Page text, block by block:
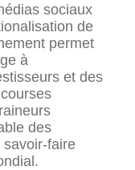
sociaux
de
permet
à
et des
des
faire